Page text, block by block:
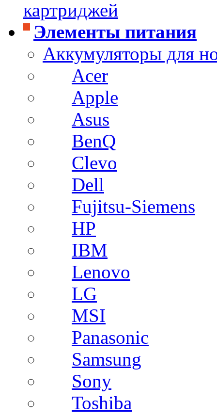
картриджей
Элементы питания
Аккумуляторы для
Acer
Apple
Asus
BenQ
Clevo
Dell
Fujitsu-Siemens
HP
IBM
Lenovo
LG
MSI
Panasonic
Samsung
Sony
Toshiba